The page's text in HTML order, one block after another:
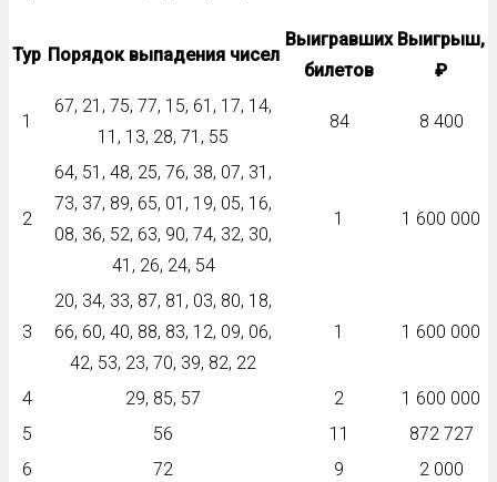
Тур Порядок выпадения чисел
Выигравших
билетов
Выигрыш,
₽
1
67, 21, 75, 77, 15, 61, 17, 14,
11, 13, 28, 71, 55
84 8 400
2
64, 51, 48, 25, 76, 38, 07, 31,
73, 37, 89, 65, 01, 19, 05, 16,
08, 36, 52, 63, 90, 74, 32, 30,
41, 26, 24, 54
1 1 600 000
3
20, 34, 33, 87, 81, 03, 80, 18,
66, 60, 40, 88, 83, 12, 09, 06,
42, 53, 23, 70, 39, 82, 22
1 1 600 000
4 29, 85, 57 2
1 600 000
5
56 11
872 727
6
72 9
2 000